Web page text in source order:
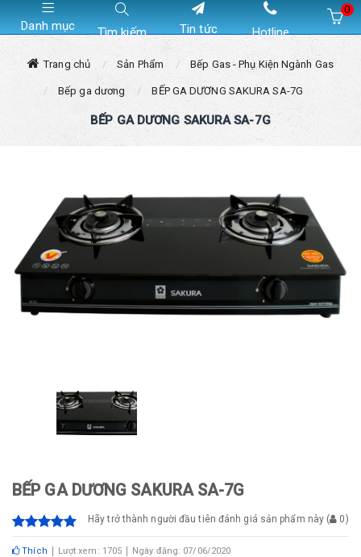
Danh mục Tìm kiếm Tin tức Hotline
0
Trang chủ Sản Phẩm Bếp Gas - Phụ Kiện Ngành Gas
Bếp ga dương BẾP GA DƯƠNG SAKURA SA-7G
BẾP GA DƯƠNG SAKURA SA-7G
BẾP GA DƯƠNG SAKURA SA-7G
Hãy trở thành người đầu tiên đánh giá sản phẩm này ( 0)
Thích Lượt xem: 1705 Ngày đăng: 07/06/2020